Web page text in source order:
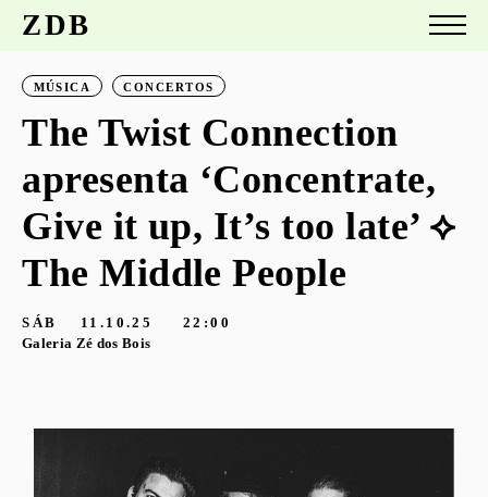
ZDB
MÚSICA CONCERTOS
The Twist Connection
apresenta ‘Concentrate,
Give it up, It’s too late’ ⟡
The Middle People
SÁB 11.10.25
22:00
Galeria Zé dos Bois